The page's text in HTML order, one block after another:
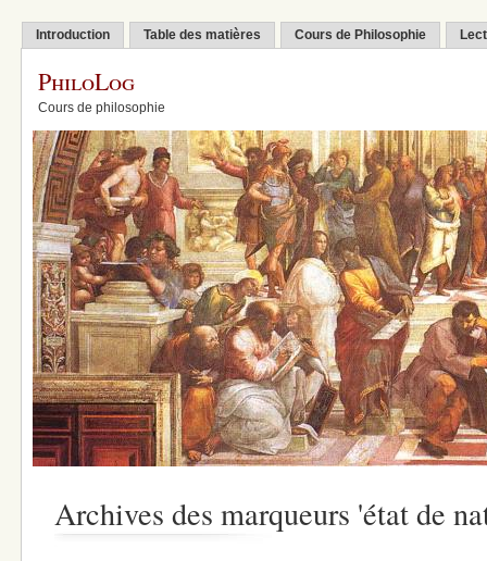
Introduction Table des matières Cours de Philosophie
PhiloLog
Cours de philosophie
Archives des marqueurs 'état de